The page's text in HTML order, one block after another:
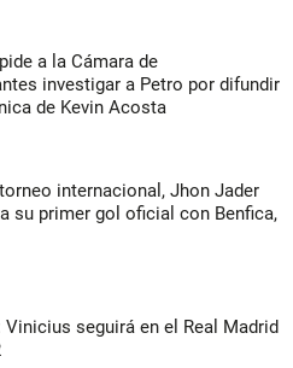
a la Cámara de
investigar a Petro por difundir
de Kevin Acosta
internacional, Jhon Jader
su primer gol oficial con Benfica,
Vinicius seguirá en el Real Madrid